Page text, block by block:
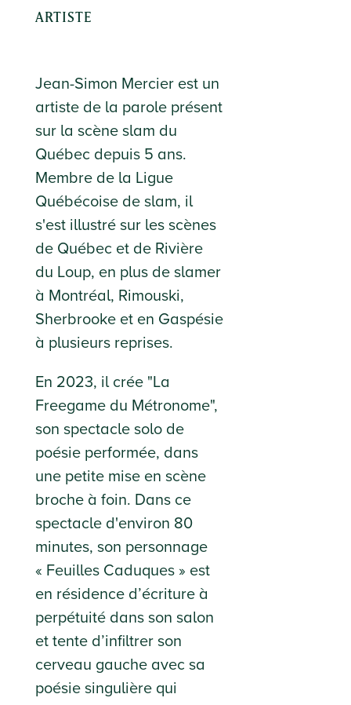
ARTISTE
Jean-Simon Mercier est un
artiste de la parole présent
sur la scène slam du
Québec depuis 5 ans.
Membre de la Ligue
Québécoise de slam, il
s'est illustré sur les scènes
de Québec et de Rivière
du Loup, en plus de slamer
à Montréal, Rimouski,
Sherbrooke et en Gaspésie
à plusieurs reprises.
En 2023, il crée "La
Freegame du Métronome",
son spectacle solo de
poésie performée, dans
une petite mise en scène
broche à foin. Dans ce
spectacle d'environ 80
minutes, son personnage
« Feuilles Caduques » est
en résidence d’écriture à
perpétuité dans son salon
et tente d’infiltrer son
cerveau gauche avec sa
poésie singulière qui